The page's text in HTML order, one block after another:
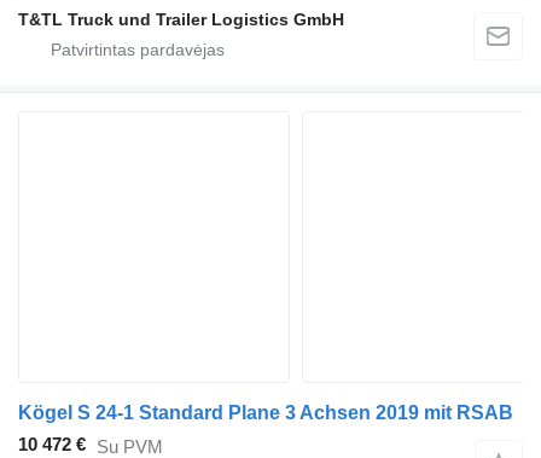
T&TL Truck und Trailer Logistics GmbH
Kögel S 24-1 Standard Plane 3 Achsen 2019 mit RSAB
10 472 € Su PVM